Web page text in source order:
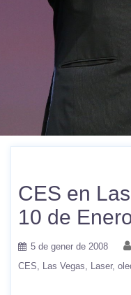
CES en
10 de
5 de gener de 2008
CES
Las Vegas Laser